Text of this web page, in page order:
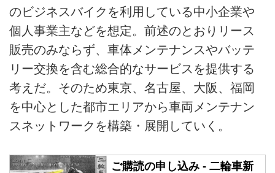
のビジネスバイクを利用している中小企業や
個人事業主などを想定。前述のとおりリース
販売のみならず、車体メンテナンスやバッテ
リー交換を含む総合的なサービスを提供する
考えだ。そのため東京、名古屋、大阪、福岡
を中心とした都市エリアから車両メンテナン
スネットワークを構築・展開していく。
ご購読の申し込み - 二輪車新